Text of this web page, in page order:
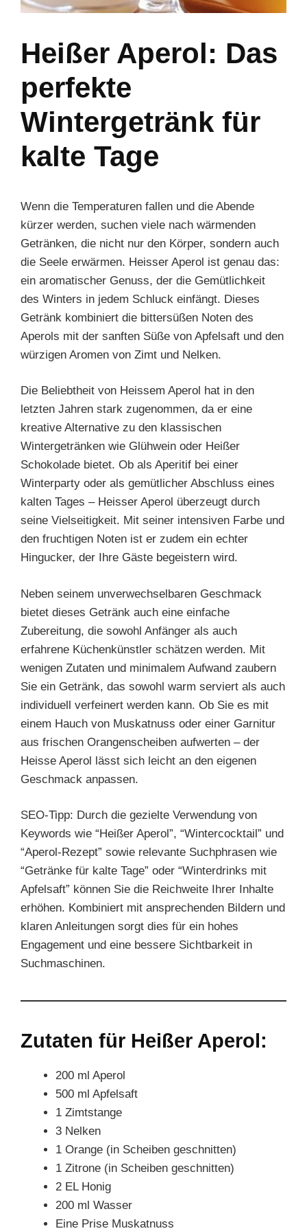
Heißer Aperol: Das
perfekte
Wintergetränk für
kalte Tage
Wenn die Temperaturen fallen und die Abende
kürzer werden, suchen viele nach wärmenden
Getränken, die nicht nur den Körper, sondern auch
die Seele erwärmen. Heisser Aperol ist genau das:
ein aromatischer Genuss, der die Gemütlichkeit
des Winters in jedem Schluck einfängt. Dieses
Getränk kombiniert die bittersüßen Noten des
Aperols mit der sanften Süße von Apfelsaft und den
würzigen Aromen von Zimt und Nelken.
Die Beliebtheit von Heissem Aperol hat in den
letzten Jahren stark zugenommen, da er eine
kreative Alternative zu den klassischen
Wintergetränken wie Glühwein oder Heißer
Schokolade bietet. Ob als Aperitif bei einer
Winterparty oder als gemütlicher Abschluss eines
kalten Tages – Heisser Aperol überzeugt durch
seine Vielseitigkeit. Mit seiner intensiven Farbe und
den fruchtigen Noten ist er zudem ein echter
Hingucker, der Ihre Gäste begeistern wird.
Neben seinem unverwechselbaren Geschmack
bietet dieses Getränk auch eine einfache
Zubereitung, die sowohl Anfänger als auch
erfahrene Küchenkünstler schätzen werden. Mit
wenigen Zutaten und minimalem Aufwand zaubern
Sie ein Getränk, das sowohl warm serviert als auch
individuell verfeinert werden kann. Ob Sie es mit
einem Hauch von Muskatnuss oder einer Garnitur
aus frischen Orangenscheiben aufwerten – der
Heisse Aperol lässt sich leicht an den eigenen
Geschmack anpassen.
SEO-Tipp: Durch die gezielte Verwendung von
Keywords wie “Heißer Aperol”, “Wintercocktail” und
“Aperol-Rezept” sowie relevante Suchphrasen wie
“Getränke für kalte Tage” oder “Winterdrinks mit
Apfelsaft” können Sie die Reichweite Ihrer Inhalte
erhöhen. Kombiniert mit ansprechenden Bildern und
klaren Anleitungen sorgt dies für ein hohes
Engagement und eine bessere Sichtbarkeit in
Suchmaschinen.
Zutaten für Heißer Aperol:
200 ml Aperol
500 ml Apfelsaft
1 Zimtstange
3 Nelken
1 Orange (in Scheiben geschnitten)
1 Zitrone (in Scheiben geschnitten)
2 EL Honig
200 ml Wasser
Eine Prise Muskatnuss